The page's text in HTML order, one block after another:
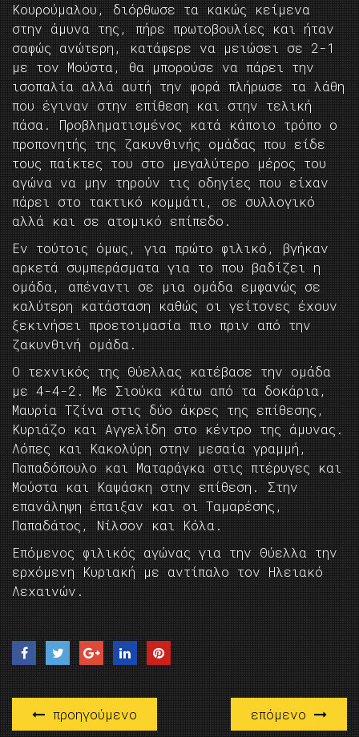
Κουρούμαλου, διόρθωσε τα κακώς κείμενα
στην άμυνα της, πήρε πρωτοβουλίες και ήταν
σαφώς ανώτερη, κατάφερε να μειώσει σε 2-1
με τον Μούστα, θα μπορούσε να πάρει την
ισοπαλία αλλά αυτή την φορά πλήρωσε τα λάθη
που έγιναν στην επίθεση και στην τελική
πάσα. Προβληματισμένος κατά κάποιο τρόπο ο
προπονητής της ζακυνθινής ομάδας που είδε
τους παίκτες του στο μεγαλύτερο μέρος του
αγώνα να μην τηρούν τις οδηγίες που είχαν
πάρει στο τακτικό κομμάτι, σε συλλογικό
αλλά και σε ατομικό επίπεδο.
Εν τούτοις όμως, για πρώτο φιλικό, βγήκαν
αρκετά συμπεράσματα για το που βαδίζει η
ομάδα, απέναντι σε μια ομάδα εμφανώς σε
καλύτερη κατάσταση καθώς οι γείτονες έχουν
ξεκινήσει προετοιμασία πιο πριν από την
ζακυνθινή ομάδα.
Ο τεχνικός της Θύελλας κατέβασε την ομάδα
με 4-4-2. Με Σιούκα κάτω από τα δοκάρια,
Μαυρία Τζίνα στις δύο άκρες της επίθεσης,
Κυριάζο και Αγγελίδη στο κέντρο της άμυνας.
Λόπες και Κακολύρη στην μεσαία γραμμή,
Παπαδόπουλο και Ματαράγκα στις πτέρυγες και
Μούστα και Καψάσκη στην επίθεση. Στην
επανάληψη έπαιξαν και οι Ταμαρέσης,
Παπαδάτος, Νίλσον και Κόλα.
Επόμενος φιλικός αγώνας για την Θύελλα την
ερχόμενη Κυριακή με αντίπαλο τον Ηλειακό
Λεχαινών.
προηγούμενο επόμενο